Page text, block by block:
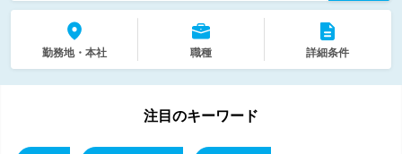
勤務地・本社 職種 詳細条件
注目のキーワード